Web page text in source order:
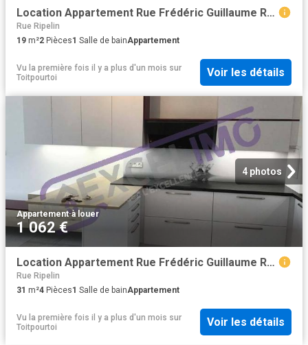
Location Appartement Rue Frédéric Guillaume Raiffeisen, Strasbourg
Rue Ripelin
19 m²2 Pièces1 Salle de bainAppartement
Vu la première fois il y a plus d'un mois sur
Toitpourtoi
Voir les détails
4 photos
Appartement·à louer
1 062 €
Location Appartement Rue Frédéric Guillaume Raiffeisen, Strasbourg
Rue Ripelin
31 m²4 Pièces1 Salle de bainAppartement
Vu la première fois il y a plus d'un mois sur
Toitpourtoi
Voir les détails